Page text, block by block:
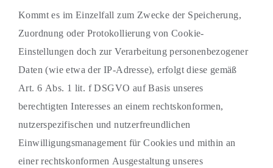
Kommt es im Einzelfall zum Zwecke der Speicherung,
Zuordnung oder Protokollierung von Cookie-
Einstellungen doch zur Verarbeitung personenbezogener
Daten (wie etwa der IP-Adresse), erfolgt diese gemäß
Art. 6 Abs. 1 lit. f DSGVO auf Basis unseres
berechtigten Interesses an einem rechtskonformen,
nutzerspezifischen und nutzerfreundlichen
Einwilligungsmanagement für Cookies und mithin an
einer rechtskonformen Ausgestaltung unseres